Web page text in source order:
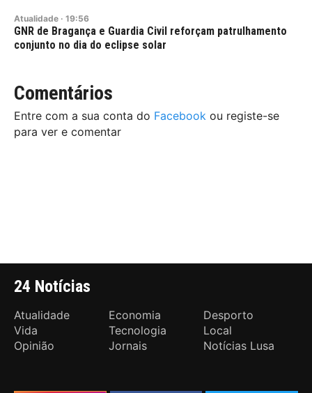
Atualidade · 19:56
GNR de Bragança e Guardia Civil reforçam patrulhamento
conjunto no dia do eclipse solar
Comentários
Entre com a sua conta do Facebook ou registe-se
para ver e comentar
24 Notícias
Atualidade Economia
Desporto
Vida
Tecnologia
Local
Opinião
Jornais Notícias Lusa